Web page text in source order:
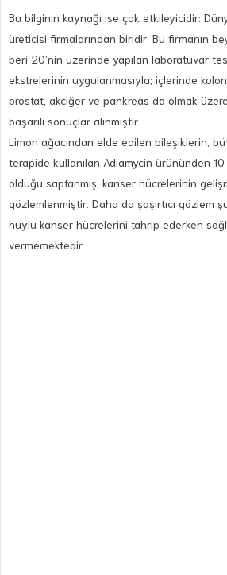
Bu bilginin kaynağı ise çok etkileyicidir:
üreticisi firmalarından biridir. Bu firmanın
beri 20’nin üzerinde yapılan laboratuvar
ekstrelerinin uygulanmasıyla; içlerinde kolon
prostat, akciğer ve pankreas da olmak
başarılı sonuçlar alınmıştır.
Limon ağacından elde edilen bileşiklerin,
terapide kullanılan Adiamycin ürününden
olduğu saptanmış, kanser hücrelerinin
gözlemlenmiştir. Daha da şaşırtıcı gözlem
huylu kanser hücrelerini tahrip ederken
vermemektedir.